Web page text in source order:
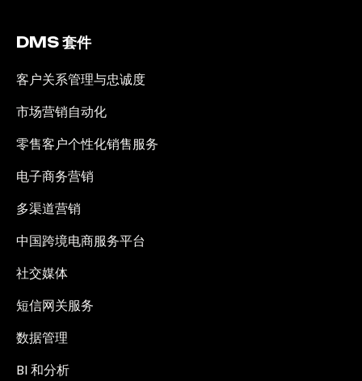
DMS 套件
客户关系管理与忠诚度
市场营销自动化
零售客户个性化销售服务
电子商务营销
多渠道营销
中国跨境电商服务平台
社交媒体
短信网关服务
数据管理
BI 和分析